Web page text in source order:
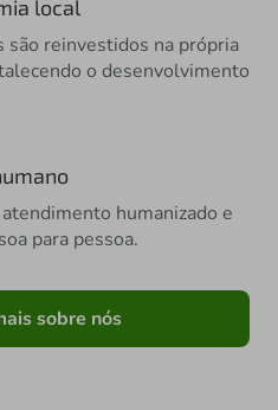
local
são reinvestidos na própria
o desenvolvimento
humanizado e
para pessoa.
sobre nós